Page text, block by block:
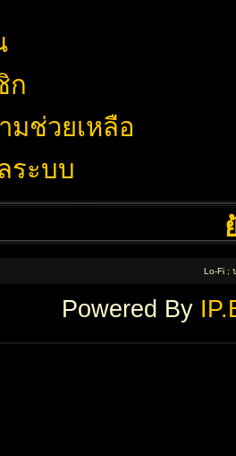
ก
มช่วยเหลือ
ระบบ
Lo-Fi ;
Powered By